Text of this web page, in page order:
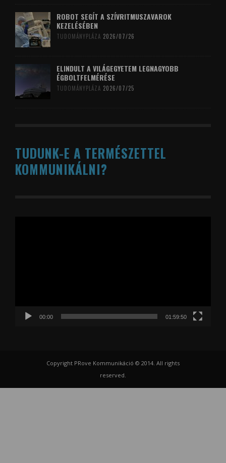
ROBOT SEGÍT A SZÍVRITMUSZAVAROK
KEZELÉSÉBEN
TUDOMÁNYPLÁZA 2026/07/26
ELINDULT A VILÁGEGYETEM LEGNAGYOBB
ÉGBOLTFELMÉRÉSE
TUDOMÁNYPLÁZA 2026/07/25
TUDUNK-E A TERMÉSZETTEL
KOMMUNIKÁLNI?
00:00 01:59:50
Copyright PRove Kommunikáció © 2014. All rights
reserved.